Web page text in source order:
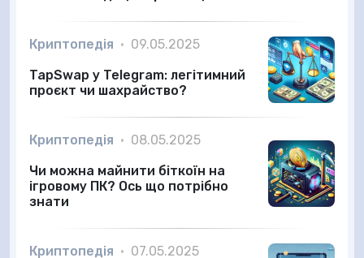
Криптопедія • 09.05.2025
TapSwap у Telegram: легітимний
проєкт чи шахрайство?
Криптопедія • 08.05.2025
Чи можна майнити біткоїн на
ігровому ПК? Ось що потрібно
знати
Криптопедія • 07.05.2025